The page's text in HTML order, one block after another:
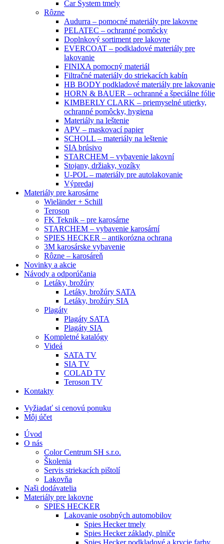
Car System tmely
Rôzne
Audurra – pomocné materiály pre lakovne
PELATEC – ochranné pomôcky
Doplnkový sortiment pre lakovne
EVERCOAT – podkladové materiály pre
lakovanie
FINIXA pomocný materiál
Filtračné materiály do striekacích kabín
HB BODY podkladové materiály pre lakovanie
HORN & BAUER – ochranné a špeciálne fólie
KIMBERLY CLARK – priemyselné utierky,
ochranné pomôcky, hygiena
Materiály na leštenie
APV – maskovací papier
SCHOLL – materiály na leštenie
SIA brúsivo
STARCHEM – vybavenie lakovní
Stojany, držiaky, vozíky
U-POL – materiály pre autolakovanie
Výpredaj
Materiály pre karosárne
Wieländer + Schill
Teroson
FK Teknik – pre karosárne
STARCHEM – vybavenie karosární
SPIES HECKER – antikorózna ochrana
3M karosárske vybavenie
Rôzne – karosáreň
Novinky a akcie
Návody a odporúčania
Letáky, brožúry
Letáky, brožúry SATA
Letáky, brožúry SIA
Plagáty
Plagáty SATA
Plagáty SIA
Kompletné katalógy
Videá
SATA TV
SIA TV
COLAD TV
Teroson TV
Kontakty
Vyžiadať si cenovú ponuku
Môj účet
Úvod
O nás
Color Centrum SH s.r.o.
Školenia
Servis striekacích pištolí
Lakovňa
Naši dodávatelia
Materiály pre lakovne
SPIES HECKER
Lakovanie osobných automobilov
Spies Hecker tmely
Spies Hecker základy, plniče
Spies Hecker podkladové a krycie farby